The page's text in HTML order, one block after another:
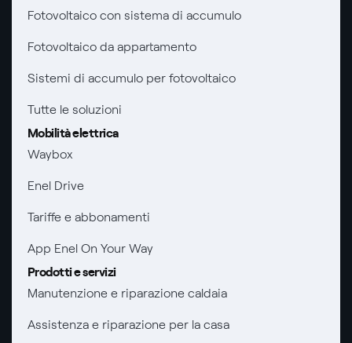
Diritto di ripensamento
Parental Control – Navigazione sicura
Condizioni generali di contratto prodotti e servizi
Rimborsi e resi per prodotti e servizi
Informativa RAEE
Informativa Privacy AI
prescrizione
Remit
Certificazioni
Nuove regole europee per la protezione dei dati
Phishing e truffe online
Verifica chi ti ha chiamato
Agevolazione utenti con disabilità per offerte Fibra
Fotovoltaico con sistema di accumulo
Fotovoltaico da appartamento
Sistemi di accumulo per fotovoltaico
Tutte le soluzioni
Mobilità elettrica
Waybox
Enel Drive
Tariffe e abbonamenti
App Enel On Your Way
Prodotti e servizi
Manutenzione e riparazione caldaia
Assistenza e riparazione per la casa